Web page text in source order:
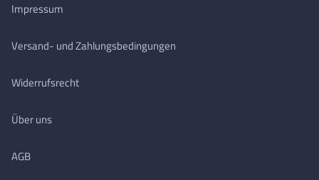
Impressum
Versand- und Zahlungsbedingungen
Widerrufsrecht
Über uns
AGB